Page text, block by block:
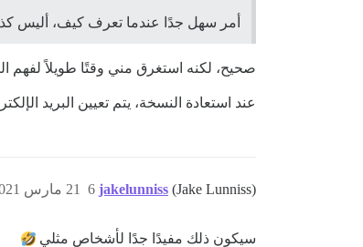
أمر سهل جدًا عندما تعرف كيف، أليس
صحيح، لكنه استغرق مني وقتًا طويلاً لفهم
عند استعادة النسخة، يتم تعيين البريد
jakelunniss (Jake Lunniss) 21 مارس 2021، 9:28م 6
سيكون ذلك مفيدًا جدًا لأشخاص مثلي